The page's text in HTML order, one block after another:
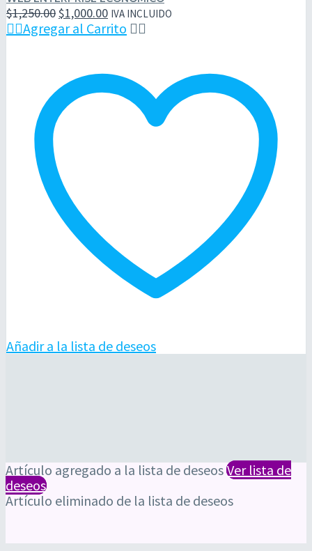
ECONÓMICO
$1,250.00 El
precio
original
$1,000.00El
precio
actual
IVA INCLUIDO
Agregar al Carrito 
Añadir a la lista de deseos
Artículo agregado a la lista de deseos Ver lista de
deseos
Artículo eliminado de la lista de deseos